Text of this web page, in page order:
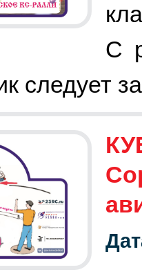
С
следует